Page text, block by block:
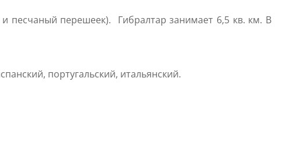
и песчаный перешеек). Гибралтар занимает 6,5 кв. км. В
португальский, итальянский.